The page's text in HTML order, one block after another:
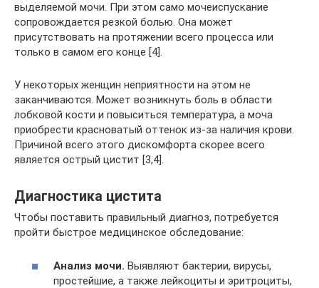
выделяемой мочи. При этом само мочеиспускание
сопровождается резкой болью. Она может
присутствовать на протяжении всего процесса или
только в самом его конце [4].
У некоторых женщин неприятности на этом не
заканчиваются. Может возникнуть боль в области
лобковой кости и повыситься температура, а моча
приобрести красноватый оттенок из-за наличия крови.
Причиной всего этого дискомфорта скорее всего
является острый цистит [3,4].
Диагностика цистита
Чтобы поставить правильный диагноз, потребуется
пройти быстрое медицинское обследование:
Анализ мочи. Выявляют бактерии, вирусы,
простейшие, а также лейкоциты и эритроциты,